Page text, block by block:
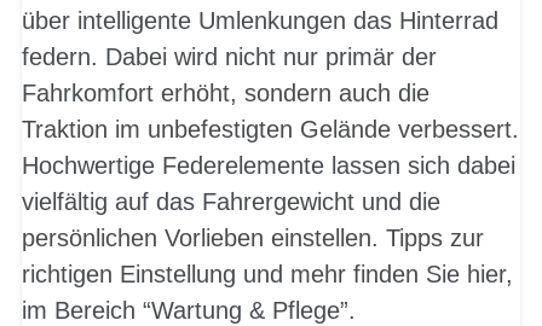
über intelligente Umlenkungen das Hinterrad
federn. Dabei wird nicht nur primär der
Fahrkomfort erhöht, sondern auch die
Traktion im unbefestigten Gelände verbessert.
Hochwertige Federelemente lassen sich dabei
vielfältig auf das Fahrergewicht und die
persönlichen Vorlieben einstellen. Tipps zur
richtigen Einstellung und mehr finden Sie hier,
im Bereich “Wartung & Pflege”.